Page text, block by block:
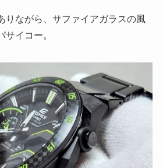
りながら、サファイアガラスの風
サイコー。